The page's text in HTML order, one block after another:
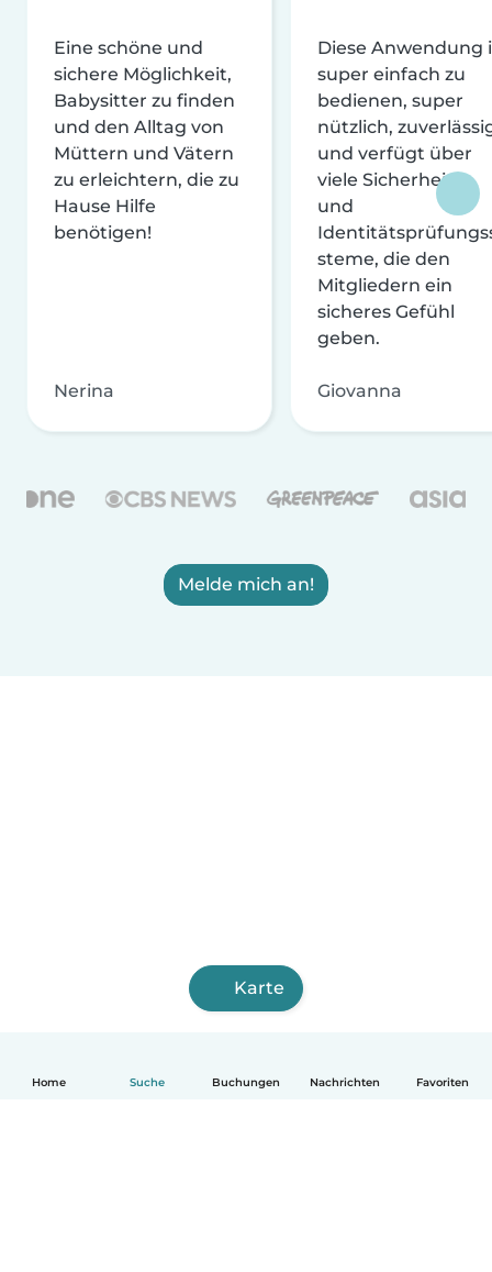
Home Suche Buchungen Nachrichten Favoriten
Eine schöne und
sichere Möglichkeit,
Babysitter zu finden
und den Alltag von
Müttern und Vätern
zu erleichtern, die zu
Hause Hilfe
benötigen!
Nerina
Diese Anwendung
super einfach zu
bedienen, super
nützlich,
und verfügt über
viele Sicherheits-
und
steme, die den
Mitgliedern ein
sicheres Gefühl
geben.
Giovanna
Melde mich an!
Karte